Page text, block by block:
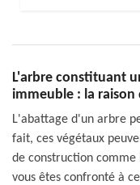
L'arbre constituant
immeuble : la
L'abattage d'un arbre
fait, ces végétaux
de construction comme
vous êtes confronté à